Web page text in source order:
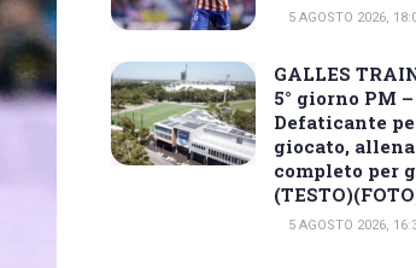
5 AGOSTO 2026,
GALLES
5° giorno PM –
Defaticante
giocato,
completo per
5 AGOSTO 2026,